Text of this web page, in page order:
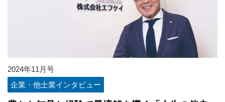
2024年11月号
企業・他士業インタビュー